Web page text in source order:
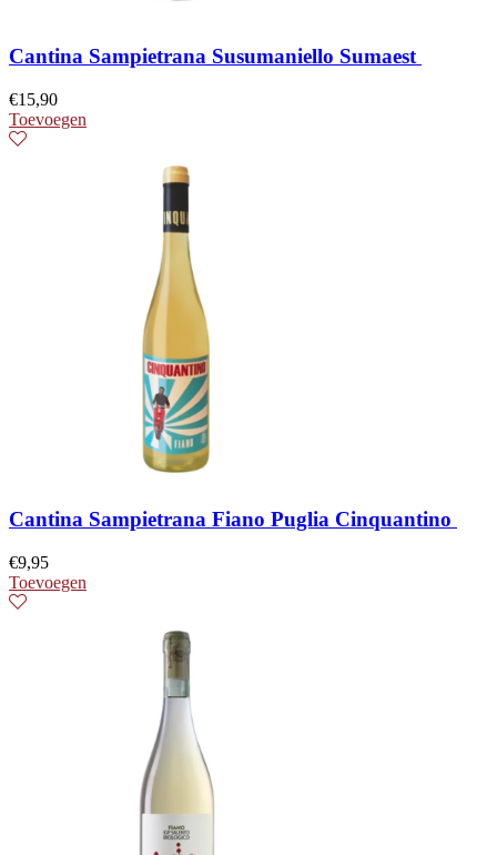
Cantina Sampietrana Susumaniello Sumaest
€15,90
Toevoegen
Cantina Sampietrana Fiano Puglia Cinquantino
€9,95
Toevoegen